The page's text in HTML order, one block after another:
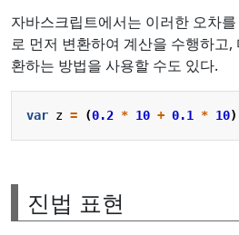
자바스크립트에서는 이러한 오차
로 먼저 변환하여 계산을 수행하고,
환하는 방법을 사용할 수도 있다.
var z = (0.2 * 10 + 0.1 * 10)
진법 표현